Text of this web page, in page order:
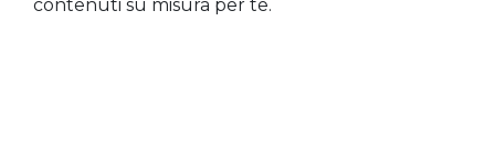
contenuti su misura per te.